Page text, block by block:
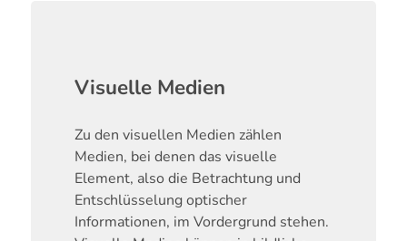
Visuelle Medien
Zu den visuellen Medien zählen
Medien, bei denen das visuelle
Element, also die Betrachtung und
Entschlüsselung optischer
Informationen, im Vordergrund stehen.